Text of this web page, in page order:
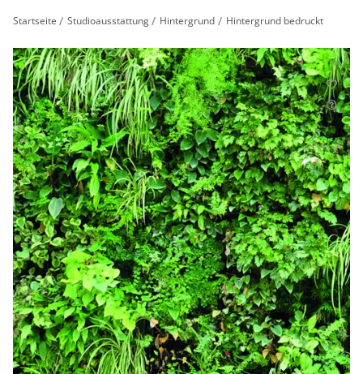
Startseite Studioausstattung Hintergrund Hintergrund bedruckt